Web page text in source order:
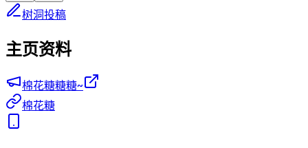
树洞投稿
主页资料
棉花糖糖糖~
棉花糖